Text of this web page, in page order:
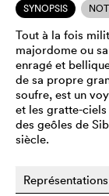
SYNOPSIS
Tout à la fois
majordome ou
enragé et
de sa propre
soufre, est un
et les gratte-
des geôles de
siècle.
Représentations